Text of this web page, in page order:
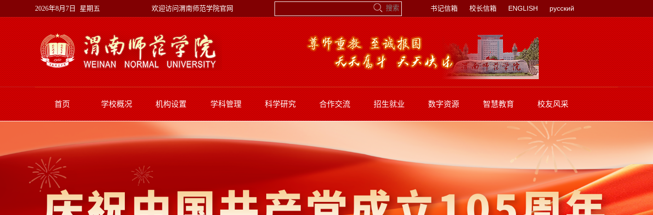
2026年8月7日 星期五 欢迎访问渭南师范学院官网 书记信箱 校长信箱 ENGLISH русский
首页 学校概况 机构设置 学科管理 科学研究 合作交流 招生就业 数字资源 智慧教育 校友风采